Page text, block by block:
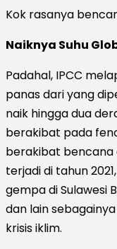
Kok rasanya
Naiknya Suhu
Padahal, IPCC
panas dari yang
naik hingga dua
berakibat pada
berakibat bencana
terjadi di tahun
gempa di Sulawesi
dan lain
krisis iklim.